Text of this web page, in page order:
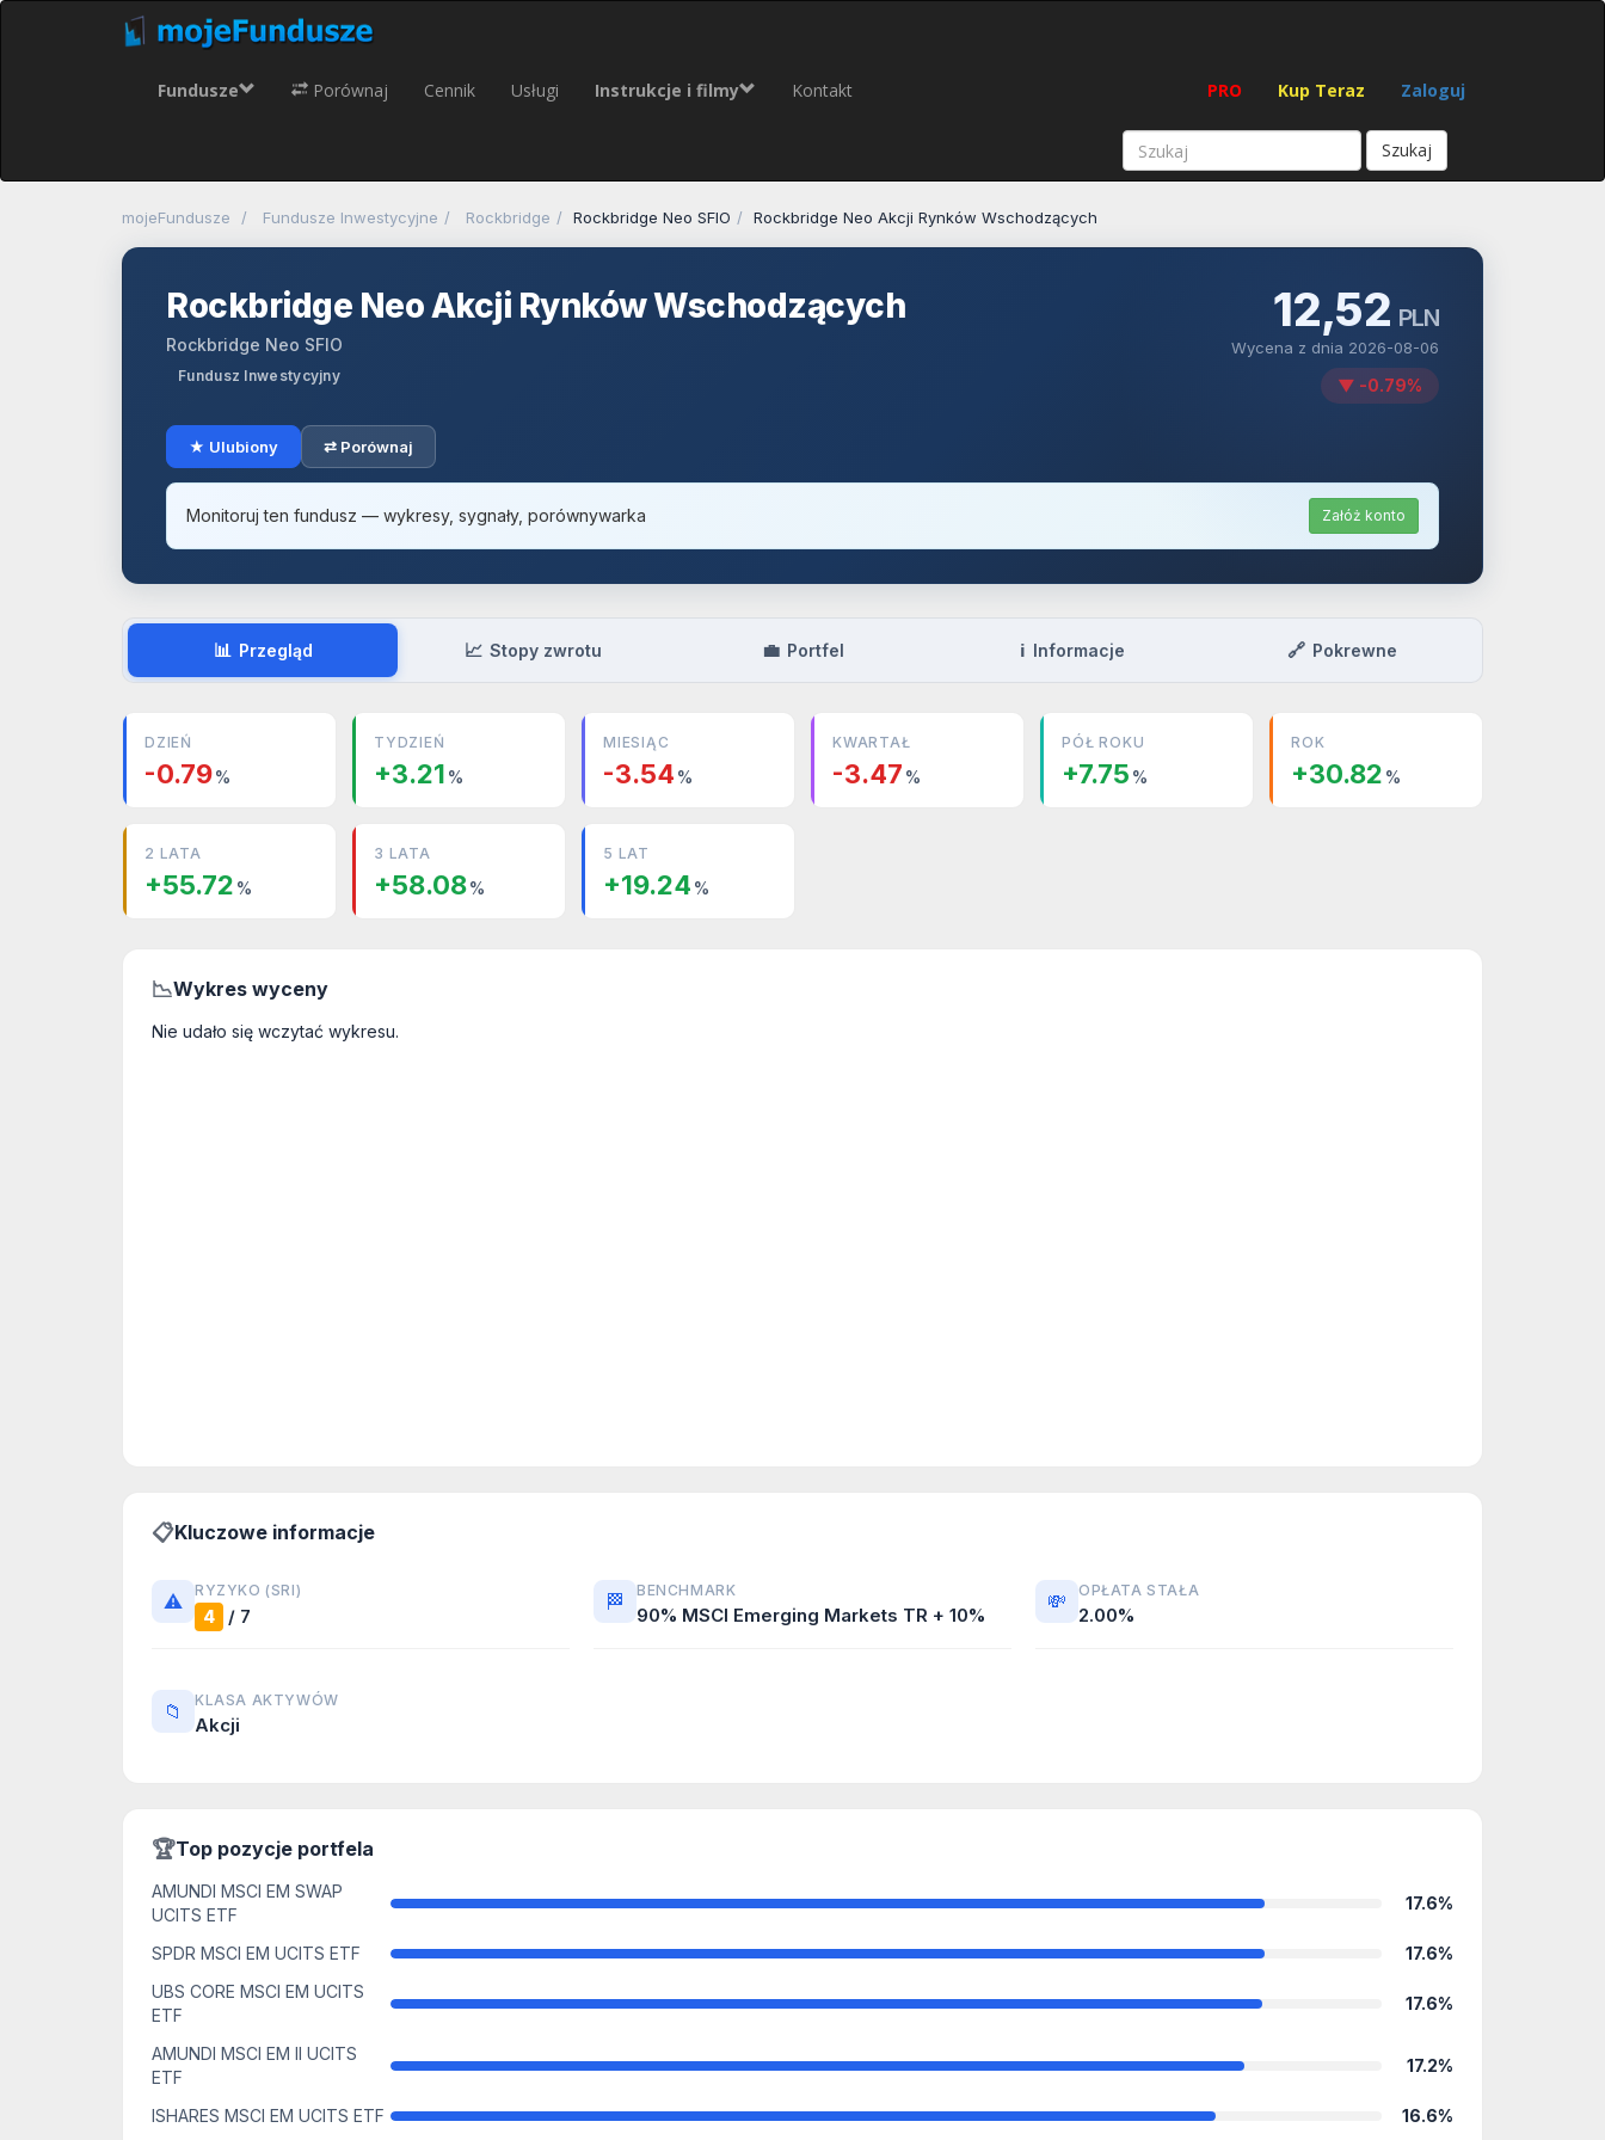
PRO Kup Teraz Zaloguj
Fundusze Porównaj Cennik Usługi Instrukcje i filmy Kontakt
Szukaj
mojeFundusze Fundusze Inwestycyjne Rockbridge Rockbridge Neo SFIO Rockbridge Neo Akcji Rynków Wschodzących
Rockbridge Neo Akcji Rynków Wschodzących
Rockbridge Neo SFIO
Fundusz Inwestycyjny
12,52 PLN
Wycena z dnia 2026-08-06
▼ -0.79%
★ Ulubiony ⇄ Porównaj
Monitoruj ten fundusz — wykresy, sygnały, porównywarka Załóż konto
📊 Przegląd 📈 Stopy zwrotu 💼 Portfel ℹ️ Informacje 🔗 Pokrewne
DZIEŃ
-0.79%
TYDZIEŃ
+3.21 %
MIESIĄC
-3.54 %
KWARTAŁ
-3.47 %
PÓŁ ROKU
+7.75 %
ROK
+30.82 %
2 LATA
+55.72 %
3 LATA
+58.08%
5 LAT
+19.24 %
📉Wykres wyceny
Nie udało się wczytać wykresu.
📋Kluczowe informacje
⚠️ RYZYKO (SRI)
4 / 7
🏁 BENCHMARK
90% MSCI Emerging Markets TR + 10%
💸 OPŁATA STAŁA
2.00%
📁 KLASA AKTYWÓW
Akcji
🏆Top pozycje portfela
AMUNDI MSCI EM SWAP
UCITS ETF
17.6%
SPDR MSCI EM UCITS ETF
17.6%
UBS CORE MSCI EM UCITS
ETF
17.6%
AMUNDI MSCI EM II UCITS
ETF
17.2%
ISHARES MSCI EM UCITS ETF 16.6%